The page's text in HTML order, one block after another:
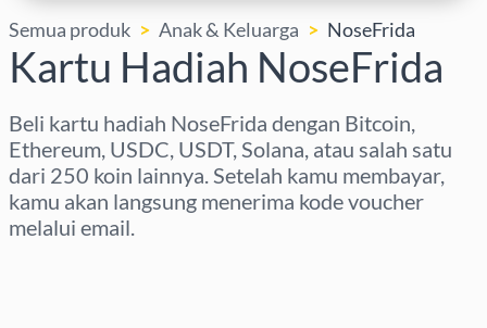
Semua produk Anak & Keluarga NoseFrida
Kartu Hadiah NoseFrida
Beli kartu hadiah NoseFrida dengan Bitcoin,
Ethereum, USDC, USDT, Solana, atau salah satu
dari 250 koin lainnya. Setelah kamu membayar,
kamu akan langsung menerima kode voucher
melalui email.